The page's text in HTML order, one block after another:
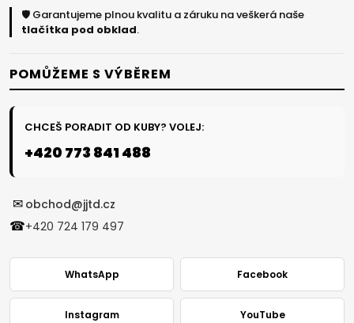
🛡️ Garantujeme plnou kvalitu a záruku na veškerá naše
tlačítka pod obklad.
POMŮŽEME S VÝBĚREM
CHCEŠ PORADIT OD KUBY? VOLEJ:
+420 773 841 488
✉ obchod@jjtd.cz
☎+420 724 179 497
WhatsApp Facebook
Instagram YouTube